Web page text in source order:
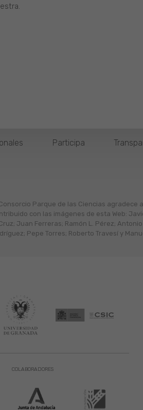
Participa
Parque de las Ciencias
con las imágenes de esta Web:
Juan Ferreras; Ramón L. Pérez;
Pepe Torres; Roberto Travesí y
COLABORADORES